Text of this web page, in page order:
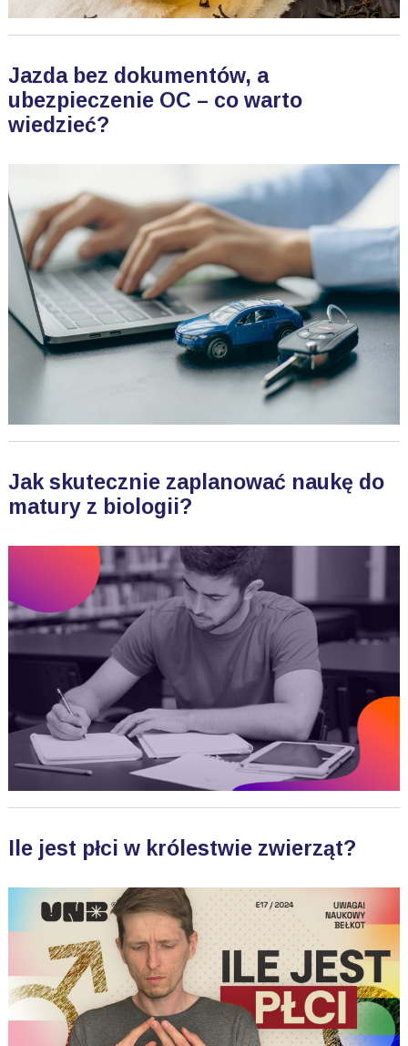
Jazda bez dokumentów, a
ubezpieczenie OC – co warto
wiedzieć?
Jak skutecznie zaplanować naukę do
matury z biologii?
Ile jest płci w królestwie zwierząt?